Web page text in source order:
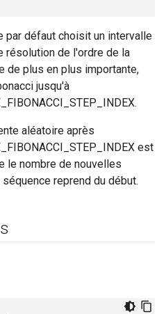
par défaut choisit un intervalle
résolution de l'ordre de la
de plus en plus importante,
jusqu'à
aléatoire après
est
le nombre de nouvelles
reprend du début.